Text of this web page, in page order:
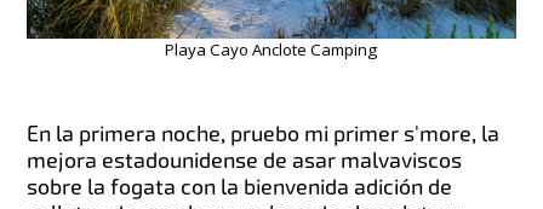
Playa Cayo Anclote Camping
En la primera noche, pruebo mi primer s'more, la
mejora estadounidense de asar malvaviscos
sobre la fogata con la bienvenida adición de